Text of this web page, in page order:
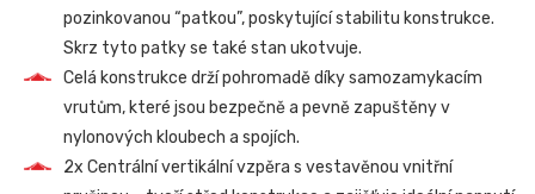
pozinkovanou “patkou”, poskytující stabilitu konstrukce.
Skrz tyto patky se také stan ukotvuje.
Celá konstrukce drží pohromadě díky samozamykacím
vrutům, které jsou bezpečně a pevně zapuštěny v
nylonových kloubech a spojích.
2x Centrální vertikální vzpěra s vestavěnou vnitřní